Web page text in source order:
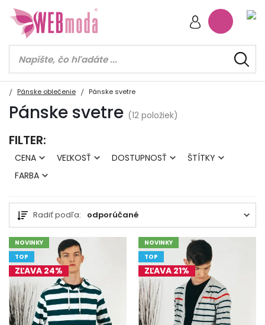
Pánske oblečenie Pánske svetre
Pánske svetre (12 položiek)
FILTER:
CENA VEĽKOSŤ DOSTUPNOSŤ
ŠTÍTKY
FARBA
Radiť podľa: odporúčané
NOVINKY
TOP
ZĽAVA 24%
NOVINKY
TOP
ZĽAVA 21%